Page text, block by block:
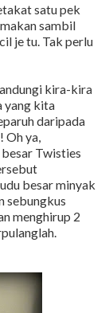
satu pek
sambil
je tu. Tak perlu
kira-kira
yang kita
daripada
ya,
Twisties
besar minyak
sebungkus
menghirup 2